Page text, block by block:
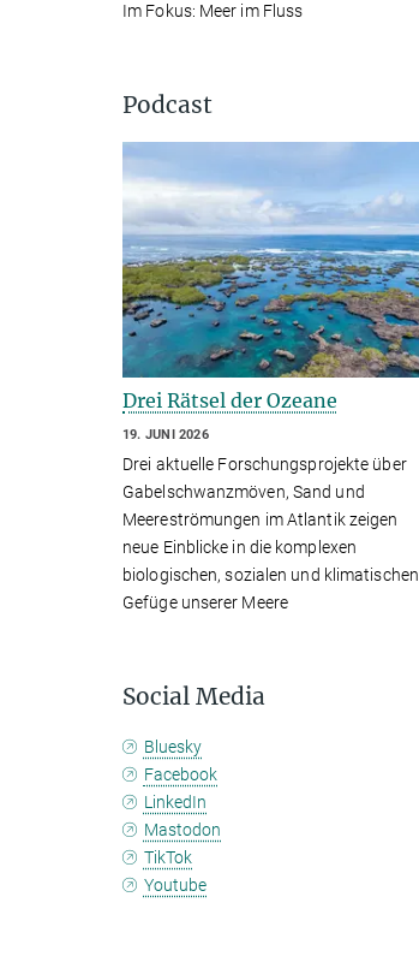
Im Fokus: Meer im Fluss
Podcast
Drei Rätsel der Ozeane
19. JUNI 2026
Drei aktuelle Forschungsprojekte über
Gabelschwanzmöven, Sand und
Meereströmungen im Atlantik zeigen
neue Einblicke in die komplexen
biologischen, sozialen und klimatischen
Gefüge unserer Meere
Social Media
Bluesky
Facebook
LinkedIn
Mastodon
TikTok
Youtube